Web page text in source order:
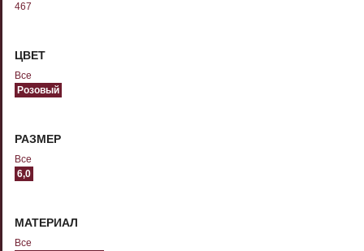
467
ЦВЕТ
Все
Розовый
РАЗМЕР
Все
6,0
МАТЕРИАЛ
Все